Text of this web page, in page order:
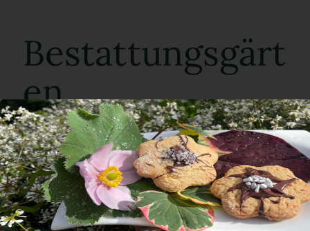
Bestattungsgärt
en
Die beste Alternative
Das Andenken an einen Menschen vor dem
Vergessen zu bewahren und den Angehörigen
dauerhaft einen liebevollen Ort für ihre
Erinnerung zu erhalten- dieser Gedanke steht